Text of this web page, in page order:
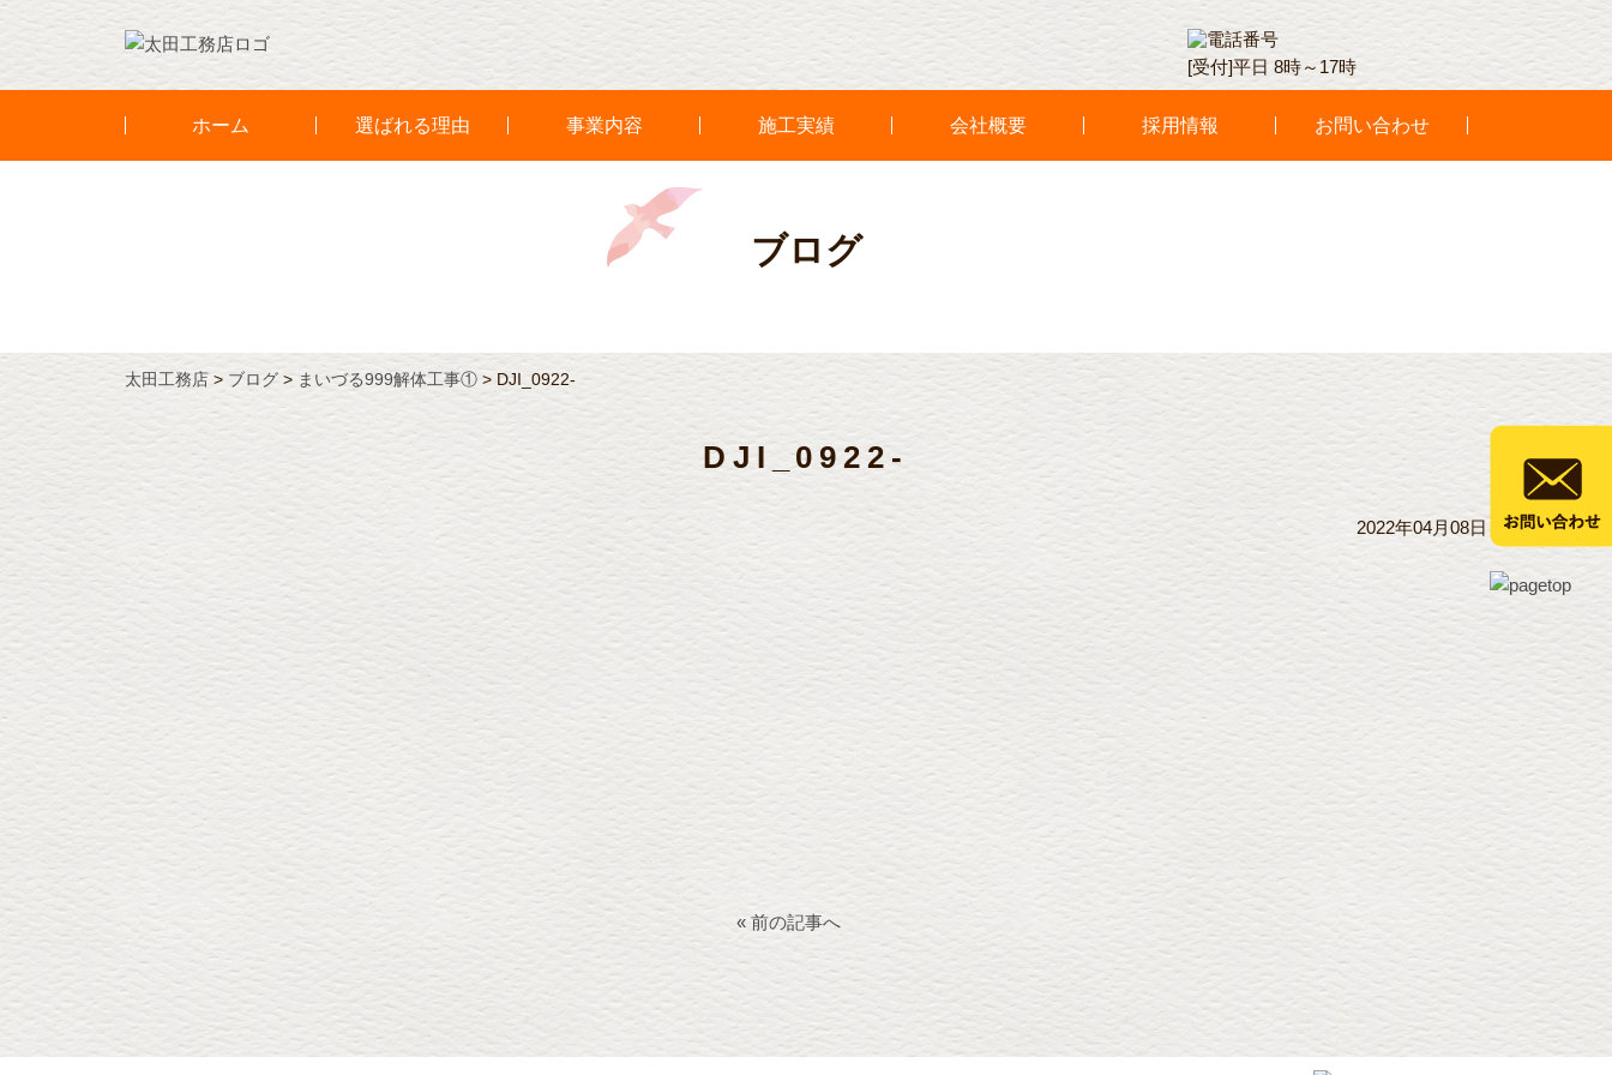
[受付]平日 8時～17時
ホーム 選ばれる理由 事業内容 施工実績 会社概要 採用情報 お問い合わせ
ブログ
太田工務店 > ブログ > まいづる999解体工事① > DJI_0922-
DJI_0922-
2022年04月08日
« 前の記事へ